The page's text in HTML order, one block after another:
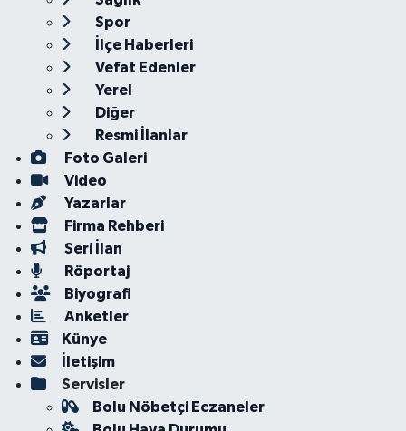
Spor
İlçe Haberleri
Vefat Edenler
Yerel
Diğer
Resmi İlanlar
Foto Galeri
Video
Yazarlar
Firma Rehberi
Seri İlan
Röportaj
Biyografi
Anketler
Künye
İletişim
Servisler
Bolu Nöbetçi Eczaneler